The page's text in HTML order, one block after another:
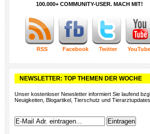
100.000+ COMMUNITY-USER. MACH MIT!
RSS Facebook Twitter YouTube
NEWSLETTER: TOP THEMEN DER WOCHE
Unser kostenloser Newsletter informiert Sie laufend
Neuigkeiten, Blogartikel, Tierschutz und